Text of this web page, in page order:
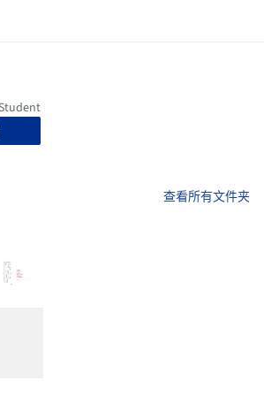
查看所有文件夹